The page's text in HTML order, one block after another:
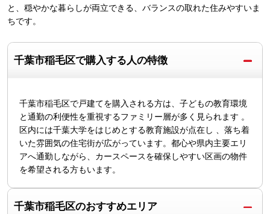
と、穏やかな暮らしが両立できる、バランスの取れた住みやすいま
ちです。
千葉市稲毛区で購入する人の特徴
千葉市稲毛区で戸建てを購入される方は、子どもの教育環境
と通勤の利便性を重視するファミリー層が多く見られます 。
区内には千葉大学をはじめとする教育施設が点在し 、落ち着
いた雰囲気の住宅街が広がっています。都心や県内主要エリ
アへ通勤しながら、カースペースを確保しやすい区画の物件
を希望される方もいます。
千葉市稲毛区のおすすめエリア